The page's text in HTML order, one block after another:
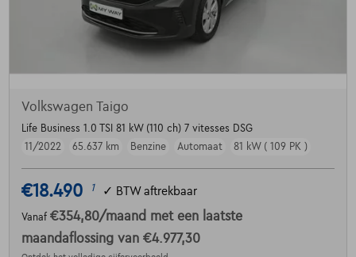
Volkswagen Taigo
Life Business 1.0 TSI 81 kW (110 ch) 7 vitesses DSG
11/2022
65.637 km Benzine Automaat 81 kW ( 109 PK )
€18.490 1 ✓ BTW aftrekbaar
Vanaf €354,80/maand met een laatste
maandaflossing van €4.977,30